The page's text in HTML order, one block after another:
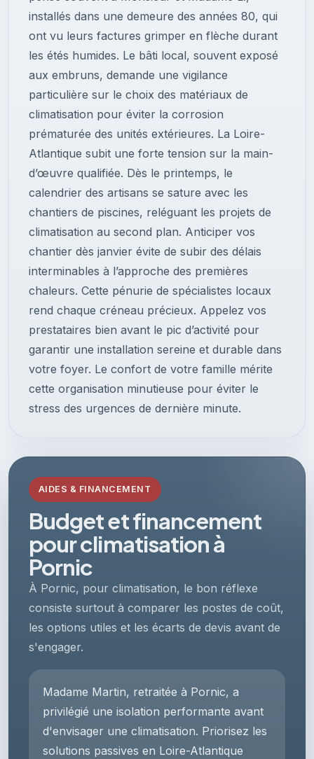
installés dans une demeure des années 80, qui
ont vu leurs factures grimper en flèche durant
les étés humides. Le bâti local, souvent exposé
aux embruns, demande une vigilance
particulière sur le choix des matériaux de
climatisation pour éviter la corrosion
prématurée des unités extérieures. La Loire-
Atlantique subit une forte tension sur la main-
d’œuvre qualifiée. Dès le printemps, le
calendrier des artisans se sature avec les
chantiers de piscines, reléguant les projets de
climatisation au second plan. Anticiper vos
chantier dès janvier évite de subir des délais
interminables à l’approche des premières
chaleurs. Cette pénurie de spécialistes locaux
rend chaque créneau précieux. Appelez vos
prestataires bien avant le pic d’activité pour
garantir une installation sereine et durable dans
votre foyer. Le confort de votre famille mérite
cette organisation minutieuse pour éviter le
stress des urgences de dernière minute.
AIDES & FINANCEMENT
Budget et financement
pour climatisation à
Pornic
À Pornic, pour climatisation, le bon réflexe
consiste surtout à comparer les postes de coût,
les options utiles et les écarts de devis avant de
s'engager.
Madame Martin, retraitée à Pornic, a
privilégié une isolation performante avant
d'envisager une climatisation. Priorisez les
solutions passives en Loire-Atlantique